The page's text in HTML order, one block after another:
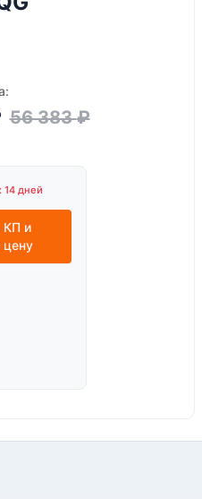
56 383₽
14 дней
КП и
цену